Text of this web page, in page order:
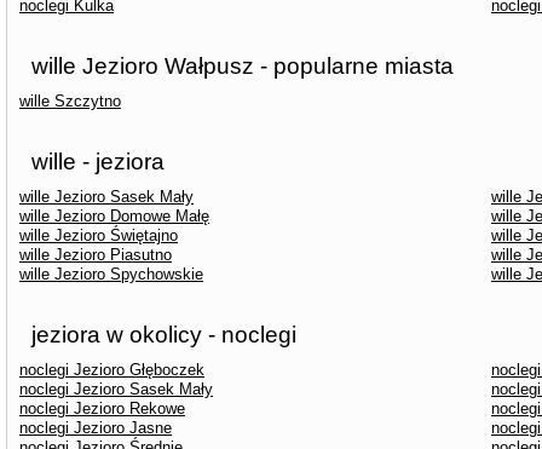
noclegi Kulka
wille Jezioro Wałpusz - popularne miasta
wille Szczytno
wille - jeziora
wille Jezioro Sasek Mały
wille
wille Jezioro Domowe Małę
wille
wille Jezioro Świętajno
wille
wille Jezioro Piasutno
wille
wille Jezioro Spychowskie
wille
jeziora w okolicy - noclegi
noclegi Jezioro Głęboczek
noclegi Jezioro Sasek Mały
noclegi Jezioro Rekowe
noclegi Jezioro Jasne